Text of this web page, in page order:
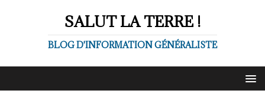
SALUT LA TERRE !
BLOG D'INFORMATION GÉNÉRALISTE